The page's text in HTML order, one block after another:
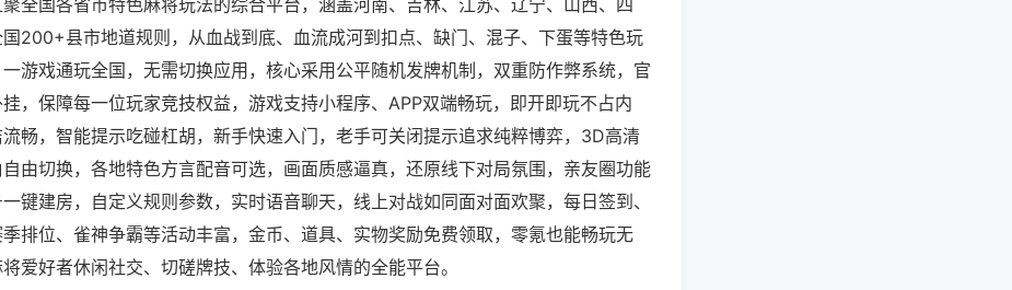
200+县市地道规则，从血战到底、血流成河到扣点、缺门、混子、下蛋等特色玩
游戏通玩全国，无需切换应用，核心采用公平随机发牌机制，双重防作弊系统，官
，保障每一位玩家竞技权益，游戏支持小程序、APP双端畅玩，即开即玩不占内
畅，智能提示吃碰杠胡，新手快速入门，老手可关闭提示追求纯粹博弈，3D高清
由切换，各地特色方言配音可选，画面质感逼真，还原线下对局氛围，亲友圈功能
键建房，自定义规则参数，实时语音聊天，线上对战如同面对面欢聚，每日签到、
排位、雀神争霸等活动丰富，金币、道具、实物奖励免费领取，零氪也能畅玩无
爱好者休闲社交、切磋牌技、体验各地风情的全能平台。